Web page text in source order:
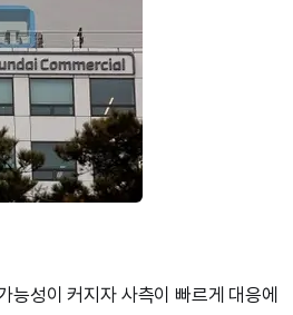
능성이 커지자 사측이 빠르게 대응에